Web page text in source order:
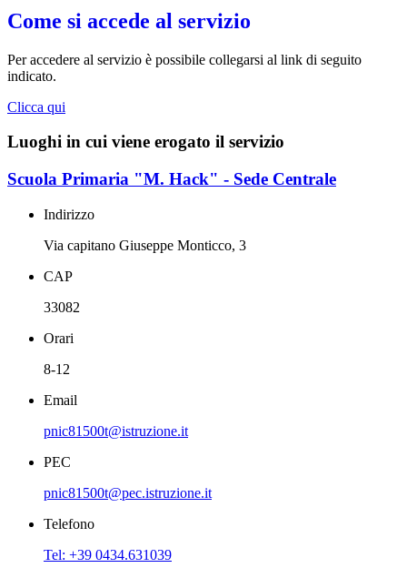
Come si accede al servizio
Per accedere al servizio è possibile collegarsi al link di seguito
indicato.
Clicca qui
Luoghi in cui viene erogato il servizio
Scuola Primaria "M. Hack" - Sede Centrale
Indirizzo
Via capitano Giuseppe Monticco, 3
CAP
33082
Orari
8-12
Email
pnic81500t@istruzione.it
PEC
pnic81500t@pec.istruzione.it
Telefono
Tel: +39 0434.631039